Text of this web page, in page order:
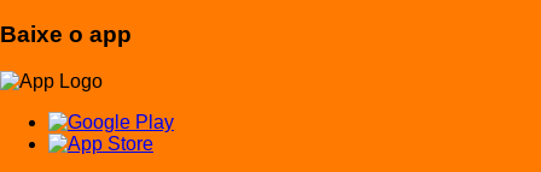
Baixe o app